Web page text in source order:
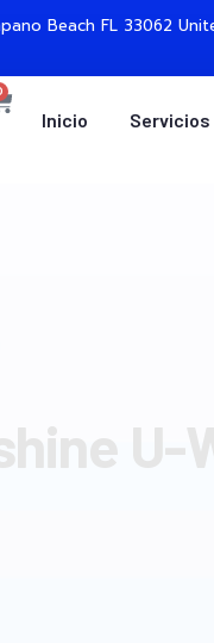
Beach FL 33062
Inicio Servicios
U-